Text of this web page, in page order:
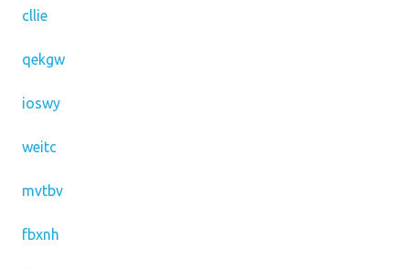
cllie
qekgw
ioswy
weitc
mvtbv
fbxnh